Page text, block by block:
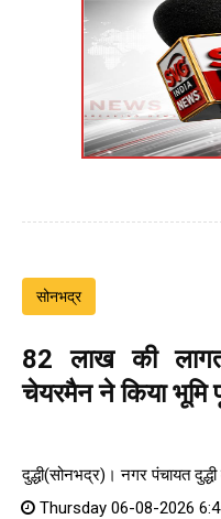
सोनभद्र
82 लाख की
चेयरमैन ने किया भूमि
दुद्धी(सोनभद्र)। नगर पंचायत
Thursday 06-08-2026